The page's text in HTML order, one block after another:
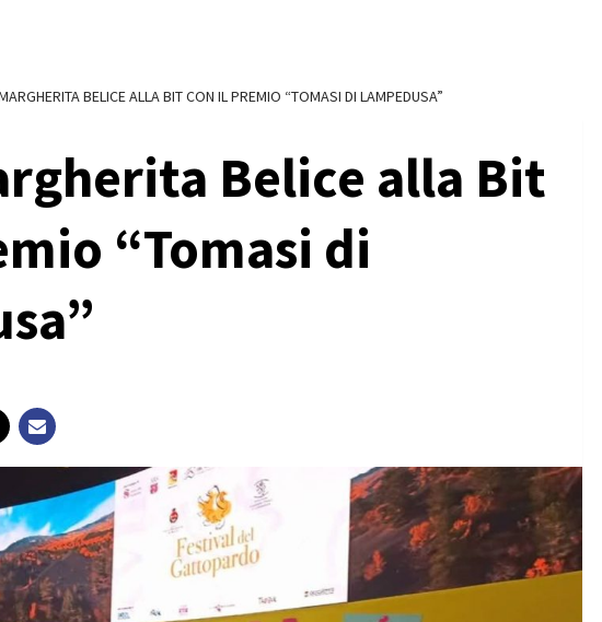
BELICE ALLA BIT CON IL PREMIO “TOMASI DI LAMPEDUSA”
Belice alla Bit
“Tomasi di